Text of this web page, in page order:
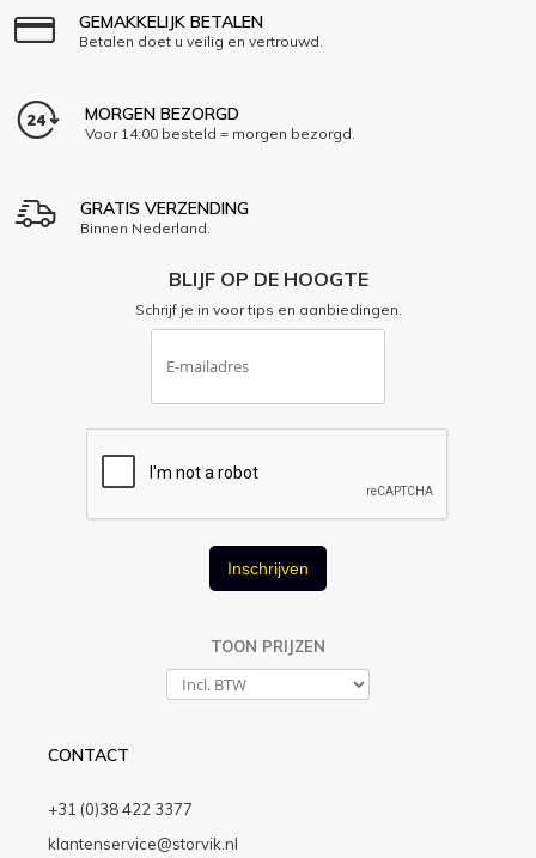
GEMAKKELIJK BETALEN
Betalen doet u veilig en vertrouwd.
MORGEN BEZORGD
Voor 14:00 besteld = morgen bezorgd.
GRATIS VERZENDING
Binnen Nederland.
BLIJF OP DE HOOGTE
Schrijf je in voor tips en aanbiedingen.
Inschrijven
TOON PRIJZEN
CONTACT
+31 (0)38 422 3377
klantenservice@storvik.nl